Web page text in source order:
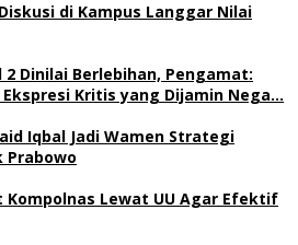
di Kampus Langgar Nilai
2 Dinilai Berlebihan, Pengamat:
Kritis yang Dijamin Nega…
Iqbal Jadi Wamen Strategi
Prabowo
Kompolnas Lewat UU Agar Efektif